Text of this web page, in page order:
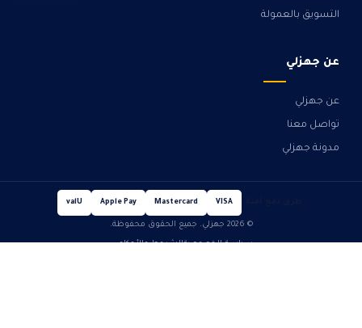
التسويق بالعمولة
عن جهزلي
عن جهزلي
تواصل معنا
مدونة جهزلي
VISA
Mastercard
Apple Pay
valU
© 2026 جهزلي. جميع الحقوق محفوظة.
سياسة الخصوصيةالشروط والأحكام